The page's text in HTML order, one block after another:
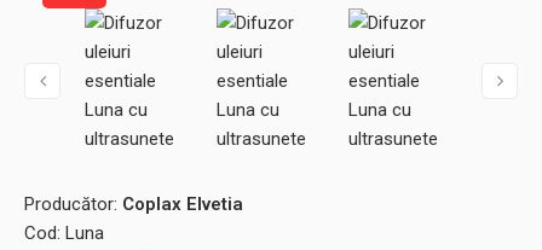
Producător: Coplax Elvetia
Cod: Luna